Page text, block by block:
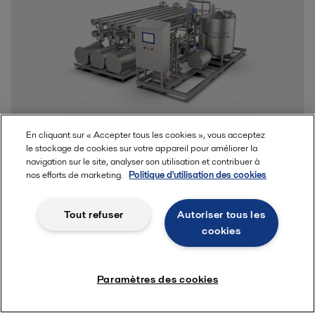
Ultrafiltration systems for animal
blood processing
En cliquant sur « Accepter tous les cookies », vous acceptez
le stockage de cookies sur votre appareil pour améliorer la
navigation sur le site, analyser son utilisation et contribuer à
nos efforts de marketing. Politique d'utilisation des cookies
Autoriser tous les
cookies
Tout refuser
Paramètres des cookies